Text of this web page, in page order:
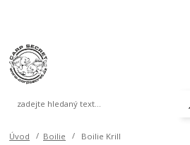
Úvod Boilie Boilie Krill